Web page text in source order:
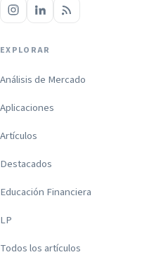
EXPLORAR
Análisis de Mercado
Aplicaciones
Artículos
Destacados
Educación Financiera
LP
Todos los artículos